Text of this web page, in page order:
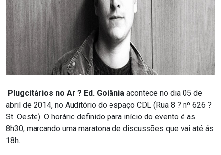
Plugcitários no Ar ? Ed. Goiânia acontece no dia 05 de
abril de 2014, no Auditório do espaço CDL (Rua 8 ? nº 626 ?
St. Oeste). O horário definido para início do evento é as
8h30, marcando uma maratona de discussões que vai até ás
18h.